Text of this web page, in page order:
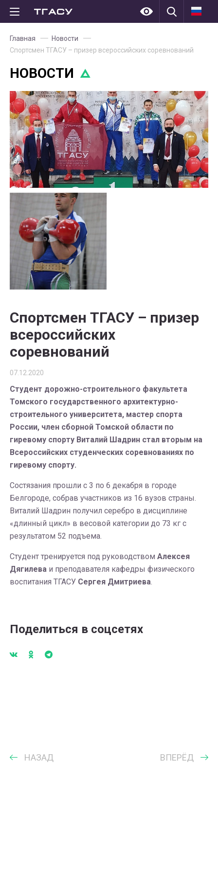
Главная
Новости
Спортсмен ТГАСУ – призер всероссийских соревнований
НОВОСТИ
Спортсмен ТГАСУ – призер
всероссийских
соревнований
07.12.2020
Студент дорожно-строительного факультета
Томского государственного архитектурно-
строительного университета, мастер спорта
России, член сборной Томской области по
гиревому спорту Виталий Шадрин стал вторым на
Всероссийских студенческих соревнованиях по
гиревому спорту.
Состязания прошли с 3 по 6 декабря в городе
Белгороде, собрав участников из 16 вузов страны.
Виталий Шадрин получил серебро в дисциплине
«длинный цикл» в весовой категории до 73 кг с
результатом 52 подъема.
Студент тренируется под руководством Алексея
Дягилева и преподавателя кафедры физического
воспитания ТГАСУ Сергея Дмитриева.
Поделиться в соцсетях
НАЗАД ВПЕРЁД